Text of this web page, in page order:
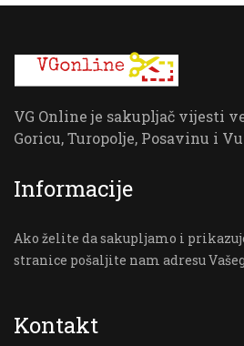
VG Online je sakupljač vijesti
Goricu, Turopolje, Posavinu i
Informacije
Ako želite da sakupljamo i
stranice pošaljite nam adresu Vašeg
Kontakt